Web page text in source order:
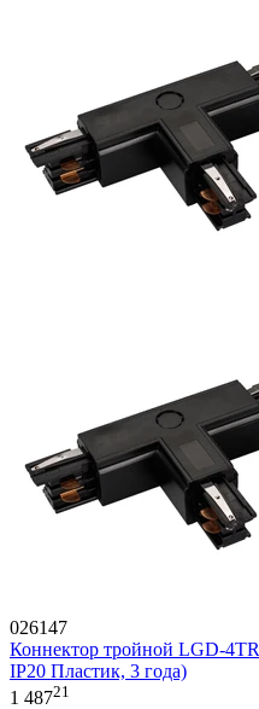
026147
Коннектор тройной LGD-
IP20 Пластик, 3 года)
1 48721